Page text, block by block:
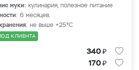
муки: кулинария, полезное питание
: 6 месяцев.
: не выше +25°С
КЛИЕНТА
340₽
170₽